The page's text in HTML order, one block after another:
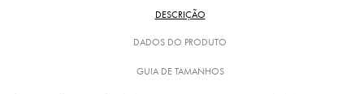
DESCRIÇÃO
DADOS DO PRODUTO
GUIA DE TAMANHOS